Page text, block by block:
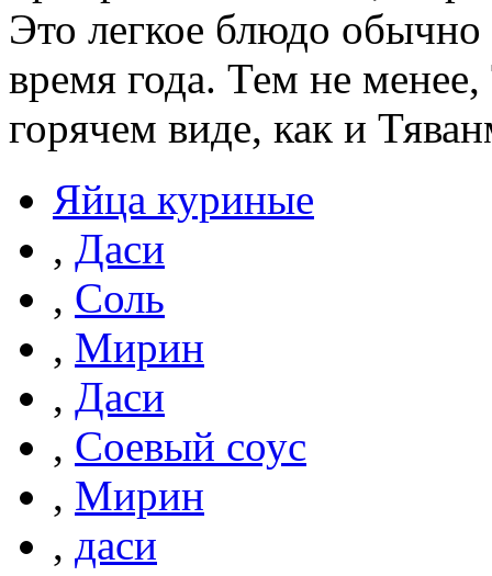
Это легкое блюдо обычно
время года. Тем не
горячем виде, как и
Яйца куриные
, Даси
, Соль
, Мирин
, Даси
, Соевый соус
, Мирин
, даси